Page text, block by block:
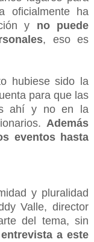
oficialmente ha
y no puede
, eso es
hubiese sido la
para que las
ahí y no en la
Además
eventos hasta
y pluralidad
Valle, director
del tema, sin
a este